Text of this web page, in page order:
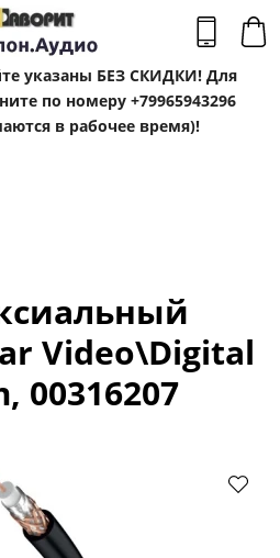
указаны БЕЗ СКИДКИ! Для
по номеру +79965943296
в рабочее время)!
Video\Digital
00316207